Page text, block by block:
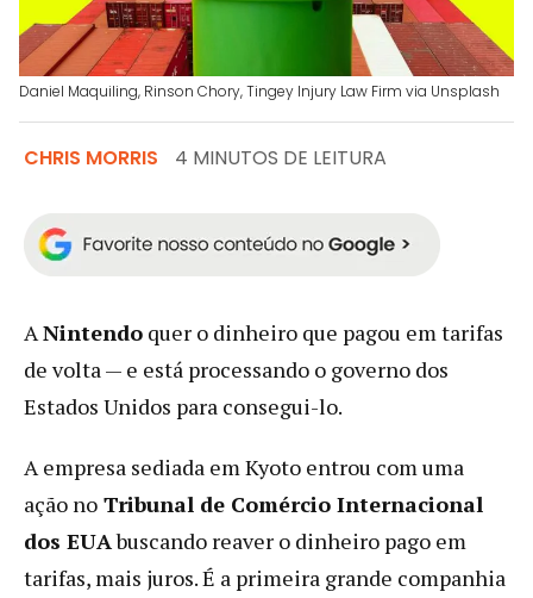
Daniel Maquiling, Rinson Chory, Tingey Injury Law Firm via Unsplash
CHRIS MORRIS 4 MINUTOS DE LEITURA
ANintendo quer o dinheiro que pagou em tarifas
de volta — e está processando o governo dos
Estados Unidos para consegui-lo.
A empresa sediada em Kyoto entrou com uma
ação no Tribunal de Comércio Internacional
dos EUAbuscando reaver o dinheiro pago em
tarifas, mais juros. É a primeira grande companhia